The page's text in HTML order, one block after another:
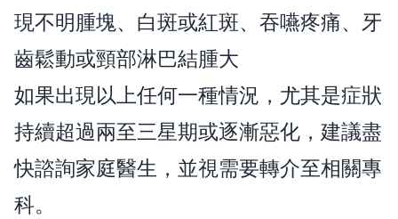
現不明腫塊、白斑或紅斑、吞嚥疼痛、牙
齒鬆動或頸部淋巴結腫大
如果出現以上任何一種情況，尤其是症狀
持續超過兩至三星期或逐漸惡化，建議盡
快諮詢家庭醫生，並視需要轉介至相關專
科。